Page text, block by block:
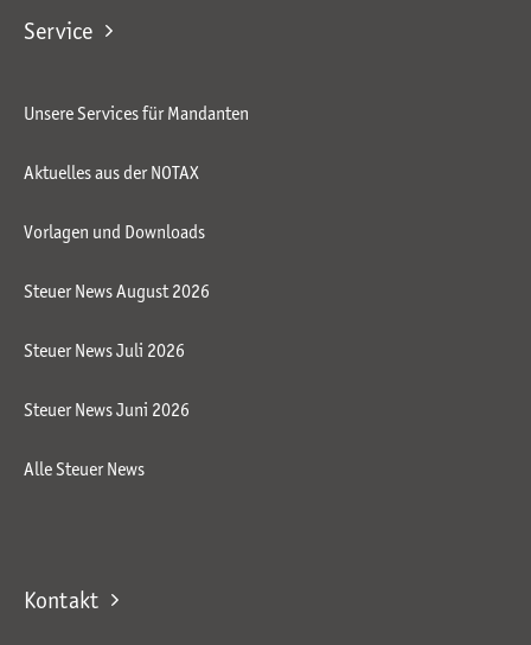
Service
Unsere Services für Mandanten
Aktuelles aus der NOTAX
Vorlagen und Downloads
Steuer News August 2026
Steuer News Juli 2026
Steuer News Juni 2026
Alle Steuer News
Kontakt